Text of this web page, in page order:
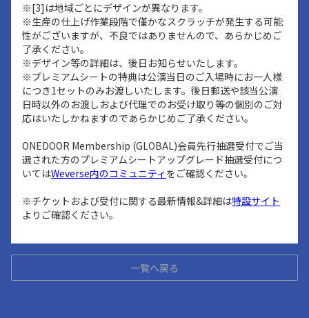
※[3]は地域ごとにデザインが異なります。
※生産の仕上げ作業段階で僅かなスクラッチが発生する可能
性がございますが、不良ではありませんので、あらかじめご
了承ください。
※デザイン等の詳細は、後日お知らせいたします。
※プレミアムシートの特典は公演当日のご入場時にお一人様
につき1セットのみお渡しいたします。後日郵送や該当公演
日時以外のお渡しおよび代理でのお受け取り等の個別のご対
応はいたしかねますのであらかじめご了承ください。
ONEDOOR Membership (GLOBAL)会員先行抽選受付でご当
選された方のプレミアムシートアップグレード抽選受付につ
いてはWeverse内のコミュニティ をご確認ください。
※チケットおよび受付に関する最新情報&詳細は特設サイト
よりご確認ください。
一覧へ戻る